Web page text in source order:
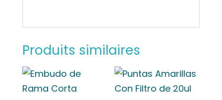
Produits similaires